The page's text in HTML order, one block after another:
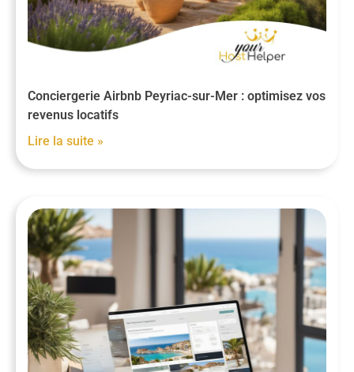
Conciergerie Airbnb Peyriac-sur-Mer : optimisez vos
revenus locatifs
Lire la suite »